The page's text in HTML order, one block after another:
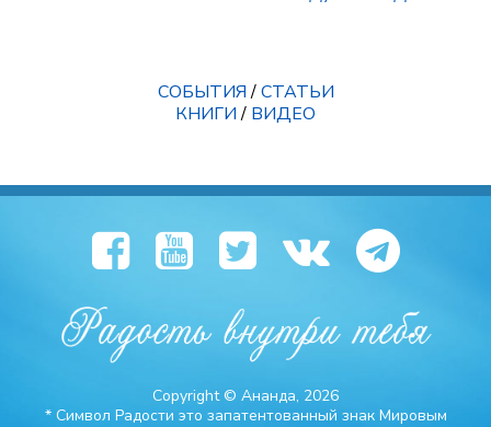
СОБЫТИЯ/СТАТЬИ
КНИГИ/ ВИДЕО
Copyright © Ананда, 2026
* Символ Радости это запатентованный знак Мировым